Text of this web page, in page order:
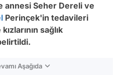
annesi Seher Dereli ve
Perinçek'in tedavileri
sağlık
Aşağıda